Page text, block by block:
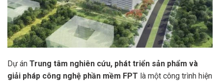
Dự án Trung tâm nghiên cứu, phát triển sản phẩm và
giải pháp công nghệ phần mềm FPT là một công trình hiện